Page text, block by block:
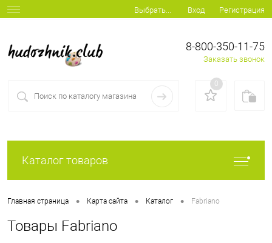
Выбрать... Вход Регистрация
8-800-350-11-75
Заказать звонок
0
Каталог товаров
Главная страница • Карта сайта • Каталог • Fabriano
Товары Fabriano